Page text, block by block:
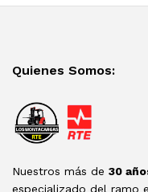
Quienes Somos:
Nuestros más de 30
especializado del ramo